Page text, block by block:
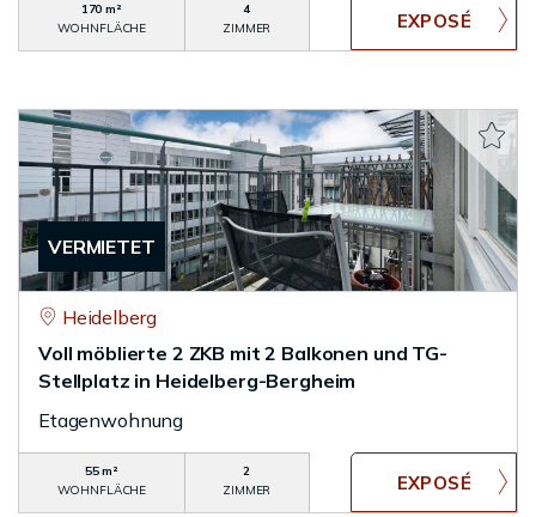
170 m²
WOHNFLÄCHE
4
ZIMMER
VERMIETET
Heidelberg
Voll möblierte 2 ZKB mit 2 Balkonen und TG-
Stellplatz in Heidelberg-Bergheim
Etagenwohnung
55 m²
WOHNFLÄCHE
2
ZIMMER